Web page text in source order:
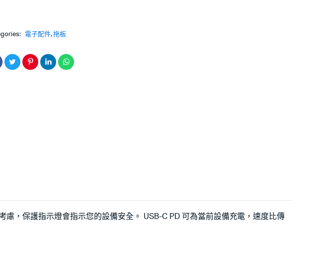
電子配件,拖板
，保護指示燈會指示您的設備安全。 USB-C PD 可為當前設備充電，速度比傳